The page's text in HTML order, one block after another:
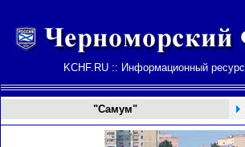
KCHF.RU :: Информационный ресурс
"Самум"